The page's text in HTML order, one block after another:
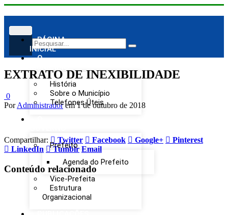
PÁGINA
INICIAL
O
História
Sobre o Município
Telefones Úteis
Prefeito
Agenda do Prefeito
Vice-Prefeita
Estrutura
Organizacional
EXTRATO DE INEXIBILIDADE
0
PorAdministrador em1 de outubro de 2018
Compartilhar: Twitter Facebook Google+
Pinterest
LinkedIn
Tumblr Email
Conteúdo relacionado